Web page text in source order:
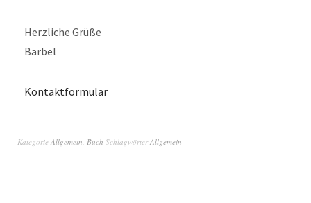
Herzliche Grüße
Bärbel
Kontaktformular
Kategorie Allgemein, Buch SchlagwörterAllgemein